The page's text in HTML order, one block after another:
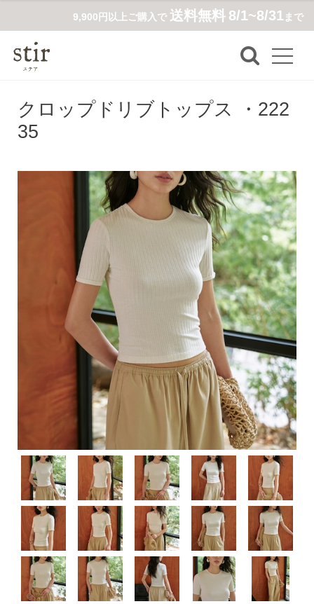
9,900円以上ご購入で 送料無料 8/1~8/31まで
クロップドリブトップス ・222
35